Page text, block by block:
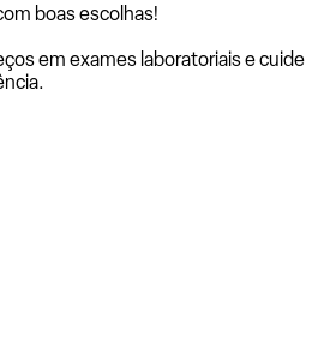
boas escolhas!
em exames laboratoriais e cuide